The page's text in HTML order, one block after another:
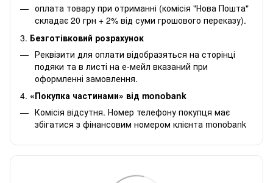
оплата товару при отриманні (комісія "Нова Пошта"
складає 20 грн + 2% від суми грошового переказу).
3. Безготівковий розрахунок
Реквізити для оплати відобразяться на сторінці
подяки та в листі на е-мейл вказаний при
оформленні замовлення.
4. «Покупка частинами» від monobank
Комісія відсутня. Номер телефону покупця має
збігатися з фінансовим номером клієнта monobank